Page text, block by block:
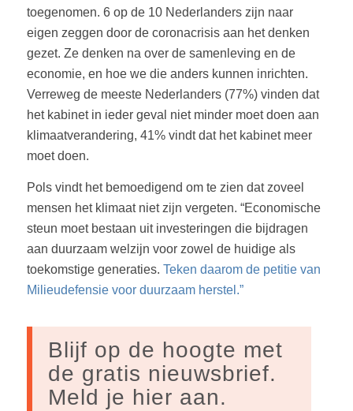
toegenomen. 6 op de 10 Nederlanders zijn naar
eigen zeggen door de coronacrisis aan het denken
gezet. Ze denken na over de samenleving en de
economie, en hoe we die anders kunnen inrichten.
Verreweg de meeste Nederlanders (77%) vinden dat
het kabinet in ieder geval niet minder moet doen aan
klimaatverandering, 41% vindt dat het kabinet meer
moet doen.
Pols vindt het bemoedigend om te zien dat zoveel
mensen het klimaat niet zijn vergeten. “Economische
steun moet bestaan uit investeringen die bijdragen
aan duurzaam welzijn voor zowel de huidige als
toekomstige generaties. Teken daarom de petitie van
Milieudefensie voor duurzaam herstel.”
Blijf op de hoogte met
de gratis nieuwsbrief.
Meld je hier aan.